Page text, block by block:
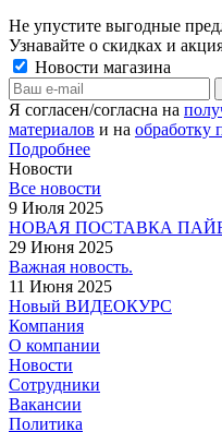
Не упустите выгодные
Узнавайте о скидках и
Новости магазина
Я согласен/согласна на
материалов и на обработку
Подробнее
Новости
Все новости
9 Июля 2025
НОВАЯ ПОСТАВКА
29 Июня 2025
Важная новость.
11 Июня 2025
Новый ВИДЕОКУРС
Компания
О компании
Новости
Сотрудники
Вакансии
Политика